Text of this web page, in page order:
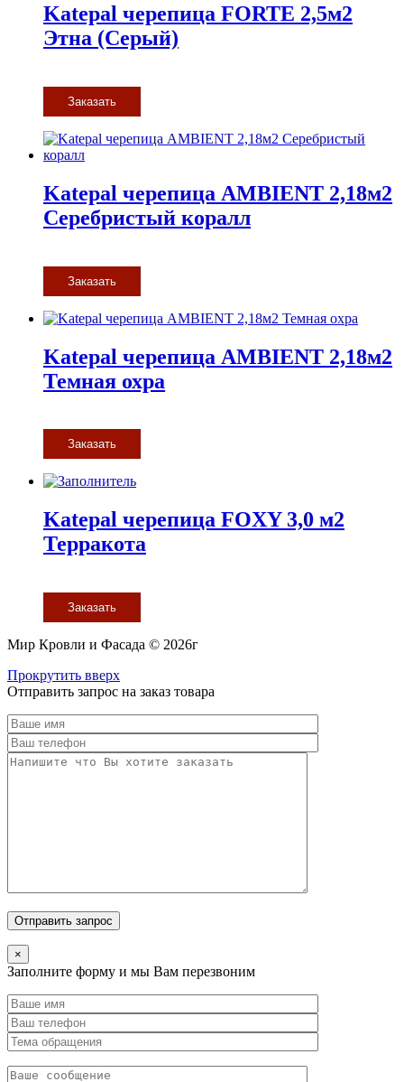
Katepal черепица FORTE 2,5м2
Этна (Серый)
Заказать
Katepal черепица AMBIENT 2,18м2
Серебристый коралл
Заказать
Katepal черепица AMBIENT 2,18м2
Темная охра
Заказать
Katepal черепица FOXY 3,0 м2
Терракота
Заказать
Мир Кровли и Фасада © 2026г
Прокрутить вверх
Отправить запрос на заказ товара
×
Заполните форму и мы Вам перезвоним